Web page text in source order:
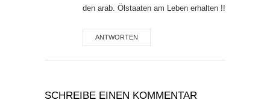
den arab. Ölstaaten am Leben erhalten !!
ANTWORTEN
SCHREIBE EINEN KOMMENTAR